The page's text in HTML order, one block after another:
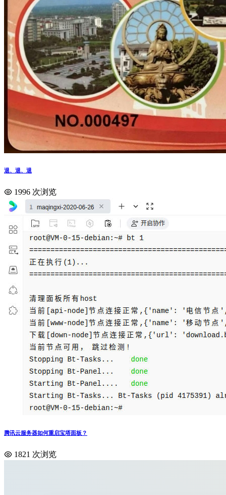
退、退、退
1996 次浏览
腾讯云服务器如何重启宝塔面板？
1821 次浏览